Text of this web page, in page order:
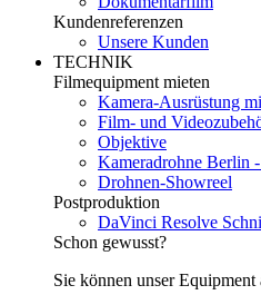
Kundenreferenzen
Unsere Kunden
TECHNIK
Filmequipment mieten
Kamera-Ausrüstung
Film- und
Objektive
Kameradrohne Berlin
Drohnen-Showreel
Postproduktion
DaVinci Resolve
Schon gewusst?
Sie können unser Equipment